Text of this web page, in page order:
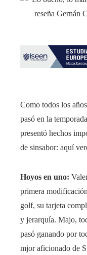
Como todos los
pasó en la
presentó hechos
de sinsabor: aquí
Hoyos en uno:
primera
golf, su tarjeta
y jerarquía. Majo,
pasó ganando por
mjor aficionado de